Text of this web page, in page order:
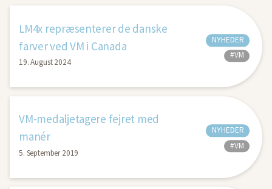
LM4x repræsenterer de danske
farver ved VM i Canada
19. August 2024
NYHEDER
#VM
VM-medaljetagere fejret med
manér
5. September 2019
NYHEDER
#VM